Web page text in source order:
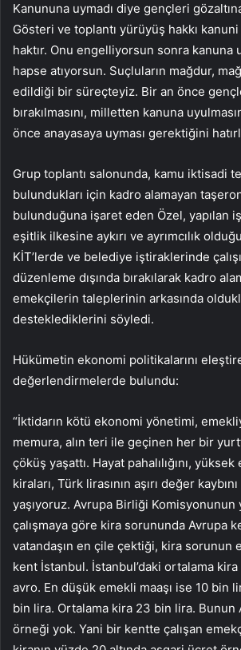
Kanununa uymadı diye gençleri
Gösteri ve toplantı yürüyüş hakkı
haktır. Onu engelliyorsun sonra kanuna
hapse atıyorsun. Suçluların mağdur,
edildiği bir süreçteyiz. Bir an önce
bırakılmasını, milletten kanuna
önce anayasaya uyması gerektiğini
Grup toplantı salonunda, kamu iktisadi
bulundukları için kadro alamayan
bulunduğuna işaret eden Özel, yapılan
eşitlik ilkesine aykırı ve ayrımcılık
KİT’lerde ve belediye iştiraklerinde
düzenleme dışında bırakılarak kadro
emekçilerin taleplerinin arkasında
desteklediklerini söyledi.
Hükümetin ekonomi politikalarını
değerlendirmelerde bulundu:
“İktidarın kötü ekonomi yönetimi,
memura, alın teri ile geçinen her bir
çöküş yaşattı. Hayat pahalılığını,
kiraları, Türk lirasının aşırı değer
yaşıyoruz. Avrupa Birliği Komisyonunun
çalışmaya göre kira sorununda Avrupa
vatandaşın en çile çektiği, kira sorunun
kent İstanbul. İstanbul’daki ortalama
avro. En düşük emekli maaşı ise 10 bin
bin lira. Ortalama kira 23 bin lira. Bunun
örneği yok. Yani bir kentte çalışan